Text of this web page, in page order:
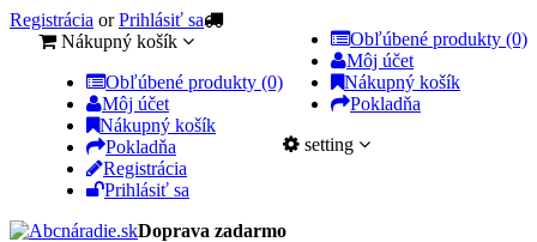
Registrácia orPrihlásiť sa
Obľúbené produkty (0)
Môj účet
Nákupný košík
Pokladňa
setting
Nákupný košík
Obľúbené produkty (0)
Môj účet
Nákupný košík
Pokladňa
Registrácia
Prihlásiť sa
Doprava zadarmo